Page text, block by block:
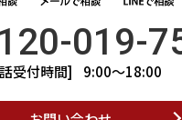
019-
受付時間] 9:00～18:00